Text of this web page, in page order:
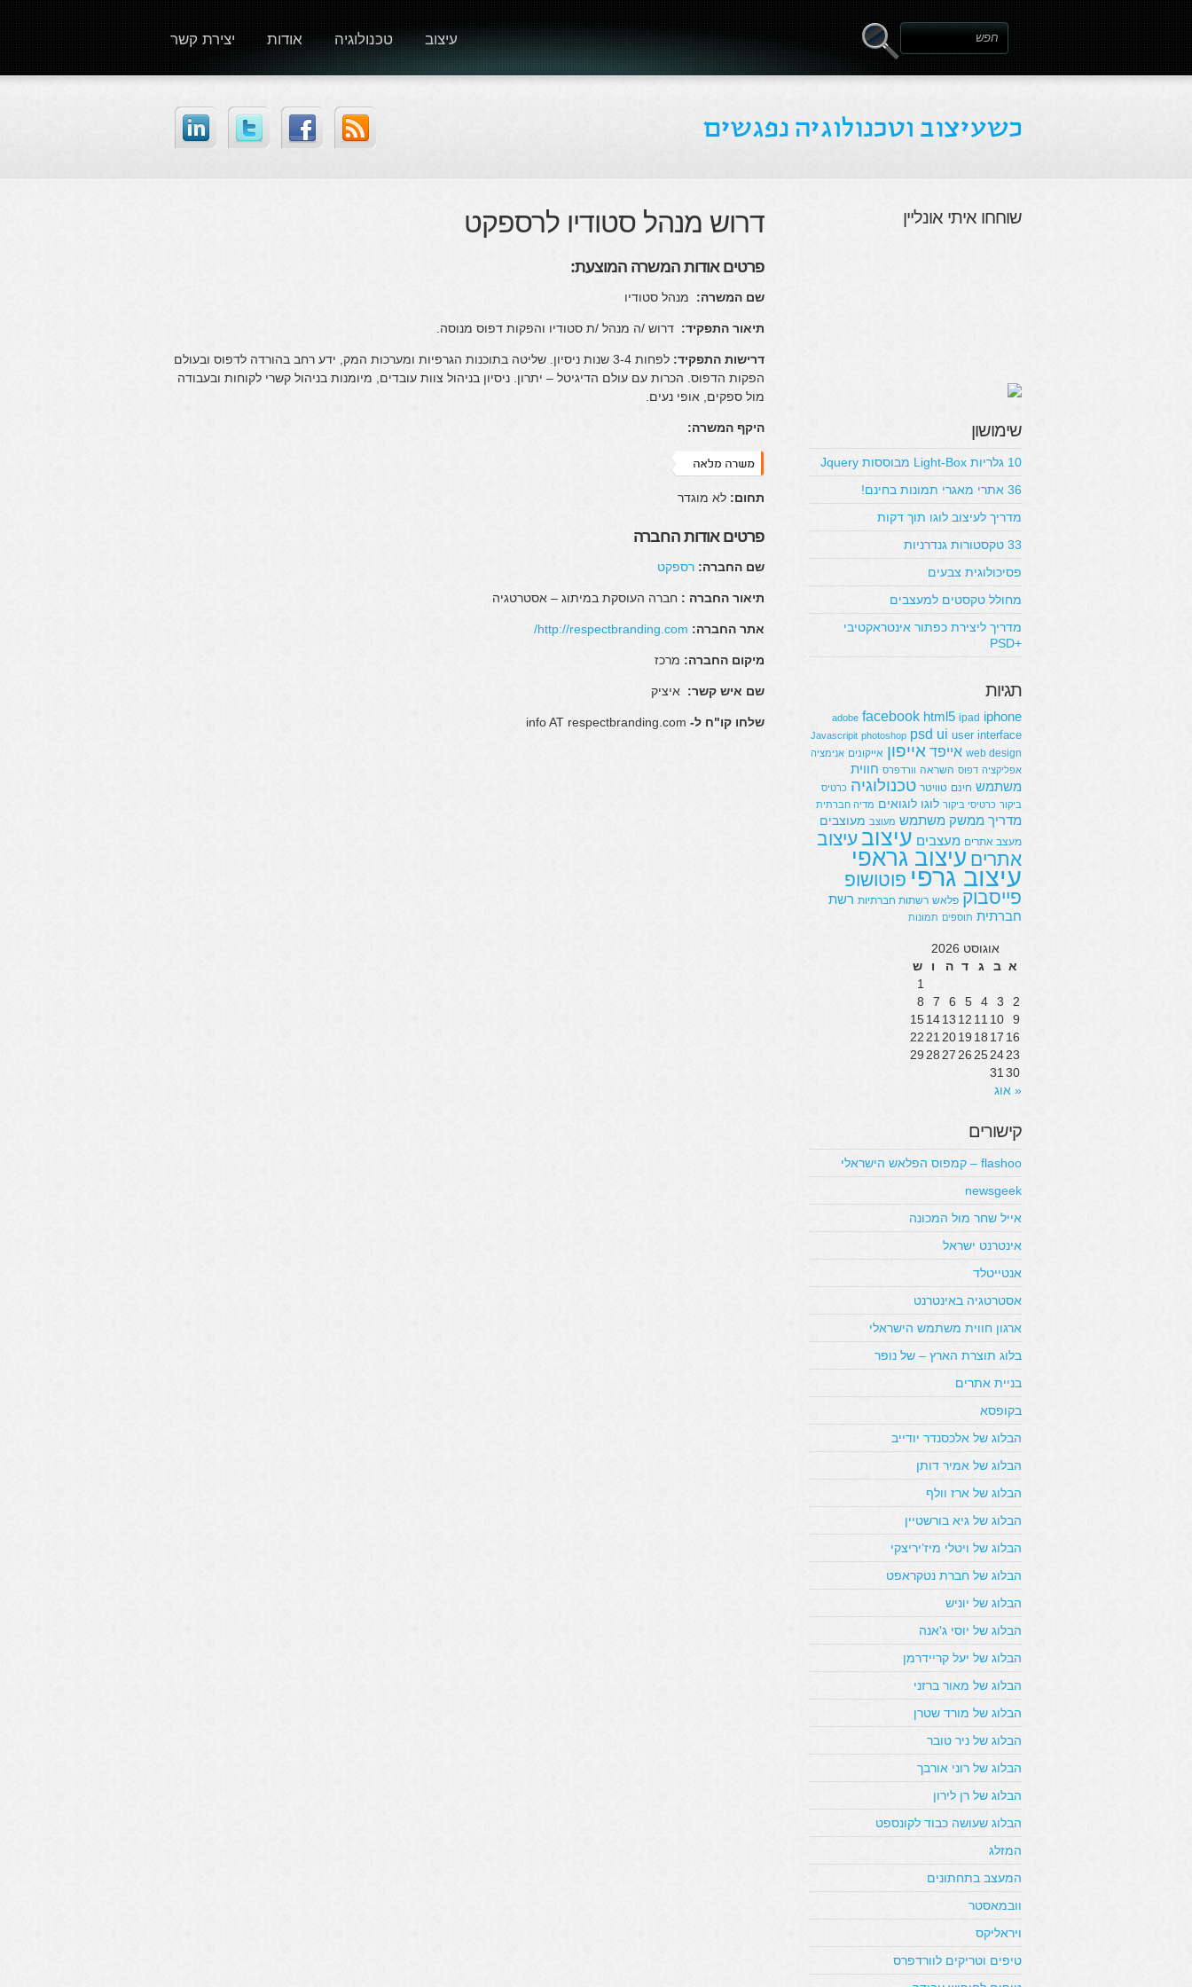
יצירת קשר אודות טכנולוגיה עיצוב
דרוש מנהל סטודיו לרספקט
פרטים אודות המשרה המוצעת:
שם המשרה: מנהל סטודיו
תיאור התפקיד: דרוש /ה מנהל /ת סטודיו והפקות דפוס מנוסה.
דרישות התפקיד:
לפחות 3-4 שנות ניסיון. שליטה בתוכנות הגרפיות ומערכות המק, ידע רחב בהורדה לדפוס ובעולם
הפקות הדפוס. הכרות עם עולם הדיגיטל – יתרון. ניסיון בניהול צוות עובדים, מיומנות בניהול קשרי לקוחות ובעבודה
מול ספקים, אופי נעים.
היקף המשרה:
תחום: לא מוגדר
פרטים אודות החברה
שם החברה: רספקט
תיאור החברה : חברה העוסקת במיתוג – אסטרטגיה
אתר החברה: http://respectbranding.com/
מיקום החברה: מרכז
שם איש קשר: איציק
שלחו קו"ח ל-
שוחחו איתי אונליין
שימושון
10 גלריות Light-Box מבוססות Jquery
36 אתרי מאגרי תמונות בחינם!
מדריך לעיצוב לוגו תוך דקות
33 טקסטורות גנדרניות
פסיכולוגית צבעים
מחולל טקסטים למעצבים
מדריך ליצירת כפתור אינטראקטיבי
+PSD
תגיות
adobe facebook html5 ipad iphone
Javascripit photoshop psd ui user interface
web design אייפד אייפון אייקונים אנימציה
אפליקציה דפוס השראה וורדפרס חווית
משתמש חינם טוויטר טכנולוגיה כרטיס
ביקור כרטיסי ביקור לוגו לוגואים מדיה חברתית
מדריך ממשק משתמש מעוצב מעוצבים
מעצב אתרים מעצבים עיצוב עיצוב
אתרים עיצוב גראפי
עיצוב גרפי פוטושופ
פייסבוק פלאש רשתות חברתיות רשת
חברתית תוספים תמונות
אוגוסט 2026
א ב ג ד ה ו
ש
1
2
3
4
5
6
7
8
9
10
11
12
13
14
15
16
17
18
19
20
21
22
23
24
25
26
27
28
29
30
31
« אוג
קישורים
flashoo – קמפוס הפלאש הישראלי
newsgeek
אייל שחר מול המכונה
אינטרנט ישראל
אנטייטלד
אסטרטגיה באינטרנט
ארגון חווית משתמש הישראלי
בלוג תוצרת הארץ – של נופר
בניית אתרים
בקופסא
הבלוג של אלכסנדר יודייב
הבלוג של אמיר דותן
הבלוג של ארז וולף
הבלוג של גיא בורשטיין
הבלוג של ויטלי מיז’יריצקי
הבלוג של חברת נטקראפט
הבלוג של יוניש
הבלוג של יוסי ג'אנה
הבלוג של יעל קריידרמן
הבלוג של מאור ברזני
הבלוג של מורד שטרן
הבלוג של ניר טובר
הבלוג של רוני אורבך
הבלוג של רן לירון
הבלוג שעושה כבוד לקונספט
המזלג
המעצב בתחתונים
וובמאסטר
ויראליקס
טיפים וטריקים לוורדפרס